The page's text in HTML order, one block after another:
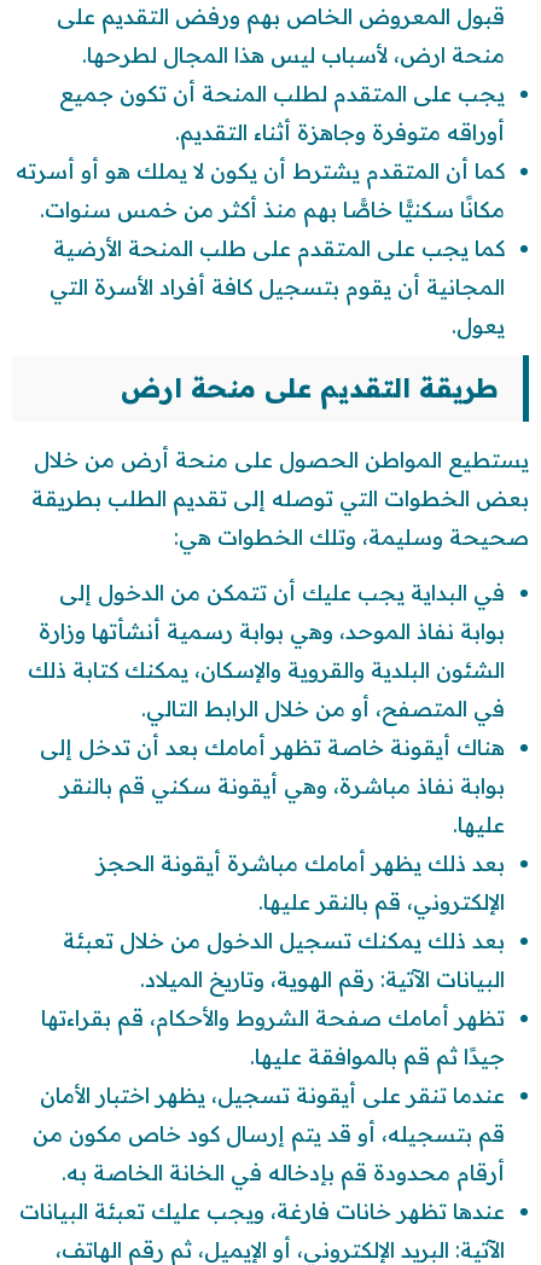
قبول المعروض الخاص بهم ورفض التقديم على
منحة ارض، لأسباب ليس هذا المجال لطرحها.
يجب على المتقدم لطلب المنحة أن تكون جميع
أوراقه متوفرة وجاهزة أثناء التقديم.
كما أن المتقدم يشترط أن يكون لا يملك هو أو أسرته
مكانًا سكنيًّا خاصًّا بهم منذ أكثر من خمس سنوات.
كما يجب على المتقدم على طلب المنحة الأرضية
المجانية أن يقوم بتسجيل كافة أفراد الأسرة التي
يعول.
طريقة التقديم على منحة ارض
يستطيع المواطن الحصول على منحة أرض من خلال
بعض الخطوات التي توصله إلى تقديم الطلب بطريقة
صحيحة وسليمة، وتلك الخطوات هي:
في البداية يجب عليك أن تتمكن من الدخول إلى
بوابة نفاذ الموحد، وهي بوابة رسمية أنشأتها وزارة
الشئون البلدية والقروية والإسكان، يمكنك كتابة ذلك
في المتصفح، أو من خلال الرابط التالي.
هناك أيقونة خاصة تظهر أمامك بعد أن تدخل إلى
بوابة نفاذ مباشرة، وهي أيقونة سكني قم بالنقر
عليها.
بعد ذلك يظهر أمامك مباشرة أيقونة الحجز
الإلكتروني، قم بالنقر عليها.
بعد ذلك يمكنك تسجيل الدخول من خلال تعبئة
البيانات الآتية: رقم الهوية، وتاريخ الميلاد.
تظهر أمامك صفحة الشروط والأحكام، قم بقراءتها
جيدًا ثم قم بالموافقة عليها.
عندما تنقر على أيقونة تسجيل، يظهر اختبار الأمان
قم بتسجيله، أو قد يتم إرسال كود خاص مكون من
أرقام محدودة قم بإدخاله في الخانة الخاصة به.
عندها تظهر خانات فارغة، ويجب عليك تعبئة البيانات
الآتية: البريد الإلكتروني، أو الإيميل، ثم رقم الهاتف،